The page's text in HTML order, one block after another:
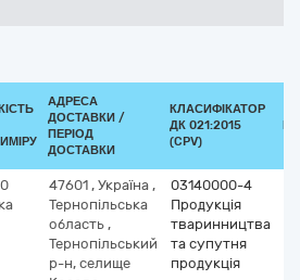
АДРЕСА
ДОСТАВКИ /
ПЕРІОД
ДОСТАВКИ
КЛАСИФІКАТОР
ДК 021:2015
(CPV)
47601 , Україна ,
Тернопільська
область ,
Тернопільський
р-н, селище
03140000-4
Продукція
тваринництва
та супутня
продукція